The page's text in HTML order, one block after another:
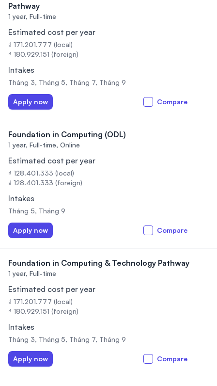
Pathway
1 year, Full-time
Estimated cost per year
₫ 171.201.777 (local)
₫ 180.929.151 (foreign)
Intakes
Tháng 3, Tháng 5, Tháng 7, Tháng 9
Apply now Compare
Foundation in Computing (ODL)
1 year, Full-time, Online
Estimated cost per year
₫ 128.401.333 (local)
₫ 128.401.333 (foreign)
Intakes
Tháng 5, Tháng 9
Apply now Compare
Foundation in Computing & Technology Pathway
1 year, Full-time
Estimated cost per year
₫ 171.201.777 (local)
₫ 180.929.151 (foreign)
Intakes
Tháng 3, Tháng 5, Tháng 7, Tháng 9
Apply now Compare